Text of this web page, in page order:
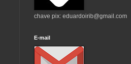
chave pix: eduardoirib@gmail.com
E-mail